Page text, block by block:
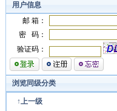
用户信息
邮 箱：
密 码：
验证码：
浏览同级分类
↑上一级